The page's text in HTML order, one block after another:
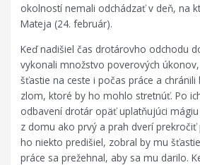
okolností nemali odchádzať v deň, na
Mateja (24. február).
Keď nadišiel čas drotárovho odchodu
vykonali množstvo poverových
šťastie na ceste i počas práce a
zlom, ktoré by ho mohlo stretnúť. Po
odbavení drotár opäť uplatňujúci
z domu ako prvý a prah dverí
ho niekto predišiel, zobral by mu
práce sa prežehnal, aby sa mu darilo.